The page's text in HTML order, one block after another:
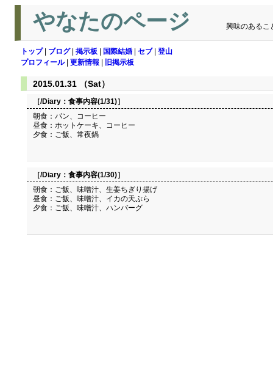
やなたのページ 興味のあるこ
トップ| ブログ| 掲示板 国際結婚 セブ| 登山
プロフィール| 更新情報 旧掲示板
2015.01.31 （Sat）
［/Diary： 食事内容(1/31)］
朝食：パン、コーヒー
昼食：ホットケーキ、コーヒー
夕食：ご飯、常夜鍋
［/Diary： 食事内容(1/30)］
朝食：ご飯、味噌汁、生姜ちぎり揚げ
昼食：ご飯、味噌汁、イカの天ぷら
夕食：ご飯、味噌汁、ハンバーグ